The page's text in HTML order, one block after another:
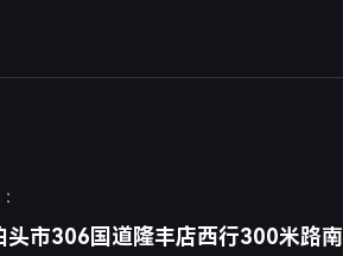
头市306国道隆丰店西行300米路南